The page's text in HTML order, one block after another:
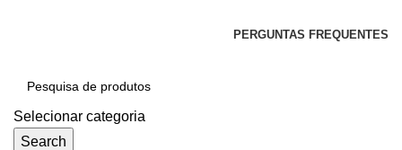
PERGUNTAS FREQUENTES
Selecionar categoria
Search